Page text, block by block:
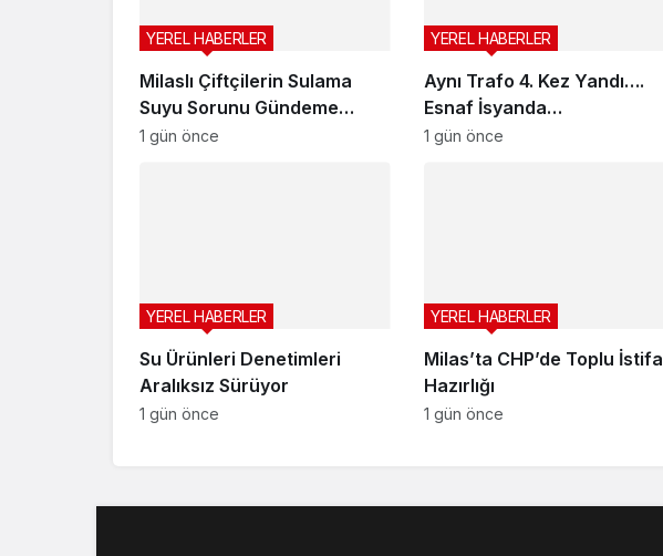
Milaslı Çiftçilerin Sulama
Suyu Sorunu Gündeme
Taşındı: Kahraman Akar
YEREL HABERLER
1 gün önce
Aynı Trafo 4. Kez Yandı….
Esnaf İsyanda…
YEREL HABERLER
1 gün önce
Su Ürünleri Denetimleri
Aralıksız Sürüyor
YEREL HABERLER
1 gün önce
Milas’ta CHP’de Toplu İstifa
Hazırlığı
YEREL HABERLER
1 gün önce